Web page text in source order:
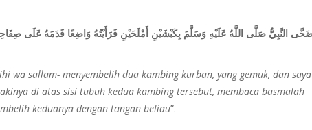
wa sallam- menyembelih dua kambing kurban, yang gemuk, dan saya
di atas sisi tubuh kedua kambing tersebut, membaca basmalah
keduanya dengan tangan beliau”.